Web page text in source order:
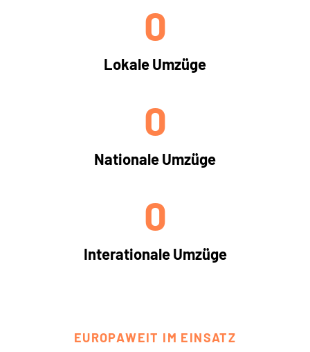
Lokale Umzüge
0
Nationale Umzüge
0
Interationale Umzüge
0
EUROPAWEIT IM EINSATZ